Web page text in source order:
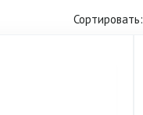
Сортировать: